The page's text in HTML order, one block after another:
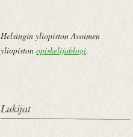
Helsingin yliopiston Avoimen
yliopiston opiskelijablogi.
Lukijat